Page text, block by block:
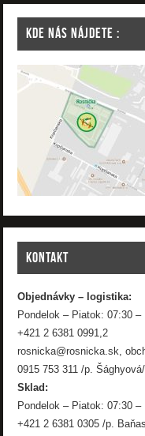
KDE NÁS NÁJDETE :
KONTAKT
Objednávky – logistika:
Pondelok – Piatok: 07:30 –
+421 2 6381 0991,2
rosnicka@rosnicka.sk,
0915 753 311 /p. Šághyová/
Sklad:
Pondelok – Piatok: 07:30 –
+421 2 6381 0305 /p.